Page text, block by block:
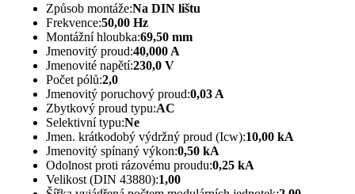
Způsob montáže:Na DIN lištu
Frekvence:50,00 Hz
Montážní hloubka:69,50 mm
Jmenovitý proud:40,000 A
Jmenovité napětí:230,0 V
Počet pólů:2,0
Jmenovitý poruchový proud:0,03 A
Zbytkový proud typu:AC
Selektivní typu:Ne
Jmen. krátkodobý výdržný proud (Icw):10,00 kA
Jmenovitý spínaný výkon:0,50 kA
Odolnost proti rázovému proudu:0,25 kA
Velikost (DIN 43880):1,00